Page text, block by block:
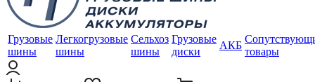
Грузовые
шины
Легкогрузовые
шины
Сельхоз
шины
Грузовые
диски
АКБ
товары